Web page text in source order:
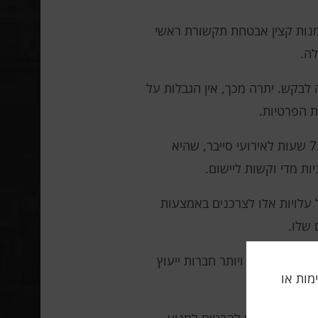
אלימות או
קצין אבטחת תקשורת ראשי
לבקש. יתרה מכך, אין הגבלות על
הפרטיות.
גם השוואה לסטנדרטים בינלאומיים מעלה שאלות. לדוגמה, לארה"ב ולאיחוד האירופי יש תקופת דיווח של 72 שעות לאירועי סייבר, שהיא
מדי וקשות ליישום.
אלו לצרכנים באמצעות
שלו.
יותר ויותר חברות ייעוץ